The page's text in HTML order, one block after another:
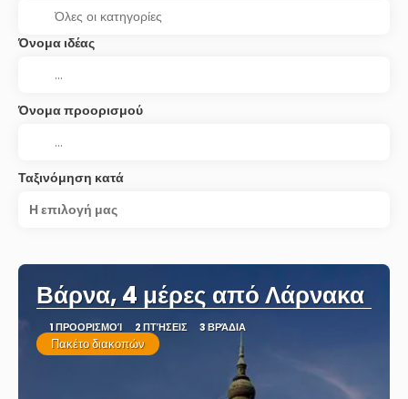
Όνομα ιδέας
Όνομα προορισμού
Ταξινόμηση κατά
Η επιλογή μας
Βάρνα, 4 μέρες από Λάρνακα
1 ΠΡΟΟΡΙΣΜΟΊ 2 ΠΤΉΣΕΙΣ 3 ΒΡΆΔΙΑ
Πακέτο διακοπών